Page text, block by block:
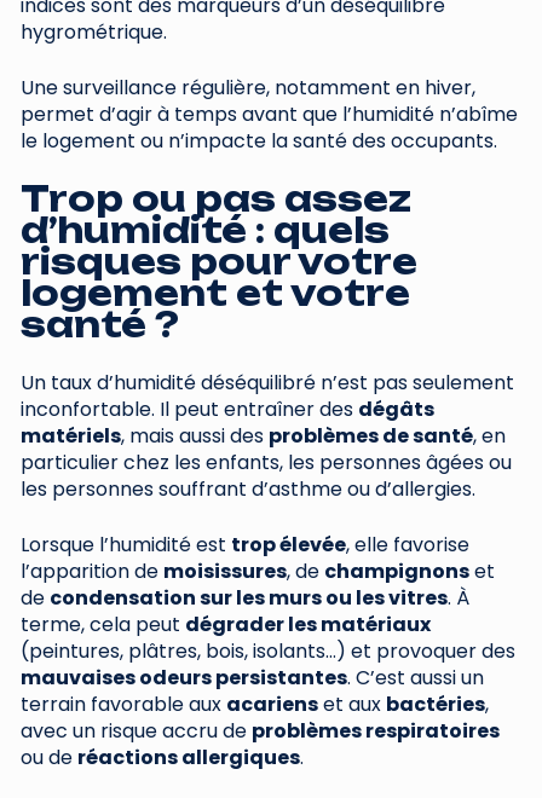
hygrométrique.
Une surveillance régulière, notamment en hiver,
permet d’agir à temps avant que l’humidité n’abîme
le logement ou n’impacte la santé des occupants.
Trop ou pas assez
d’humidité : quels
risques pour votre
logement et votre
santé ?
Un taux d’humidité déséquilibré n’est pas seulement
inconfortable. Il peut entraîner des dégâts
matériels, mais aussi des problèmes de santé, en
particulier chez les enfants, les personnes âgées ou
les personnes souffrant d’asthme ou d’allergies.
Lorsque l’humidité est trop élevée, elle favorise
l’apparition de moisissures, de champignonset
de condensation sur les murs ou les vitres. À
terme, cela peut dégrader les matériaux
(peintures, plâtres, bois, isolants…) et provoquer des
mauvaises odeurs persistantes. C’est aussi un
terrain favorable aux acarienset aux bactéries,
avec un risque accru de problèmes respiratoires
ou de réactions allergiques.